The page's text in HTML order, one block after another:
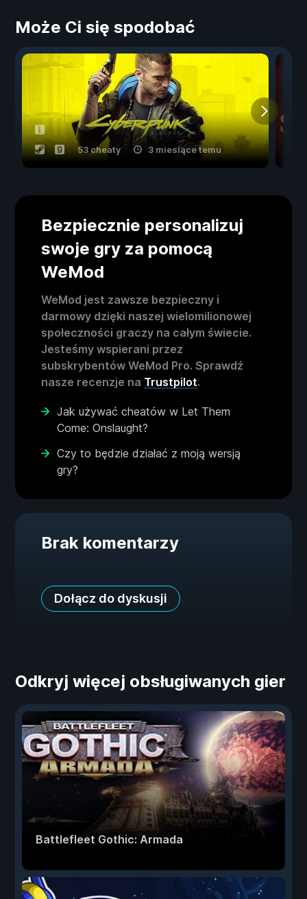
Może Ci się spodobać
53 cheaty 3 miesiące temu
Bezpiecznie personalizuj
swoje gry za pomocą
WeMod
WeMod jest zawsze bezpieczny i
darmowy dzięki naszej wielomilionowej
społeczności graczy na całym świecie.
Jesteśmy wspierani przez
subskrybentów WeMod Pro. Sprawdź
nasze recenzje na Trustpilot.
Jak używać cheatów w Let Them
Come: Onslaught?
Czy to będzie działać z moją wersją
gry?
Brak komentarzy
Dołącz do dyskusji
Odkryj więcej obsługiwanych gier
Battlefleet Gothic: Armada